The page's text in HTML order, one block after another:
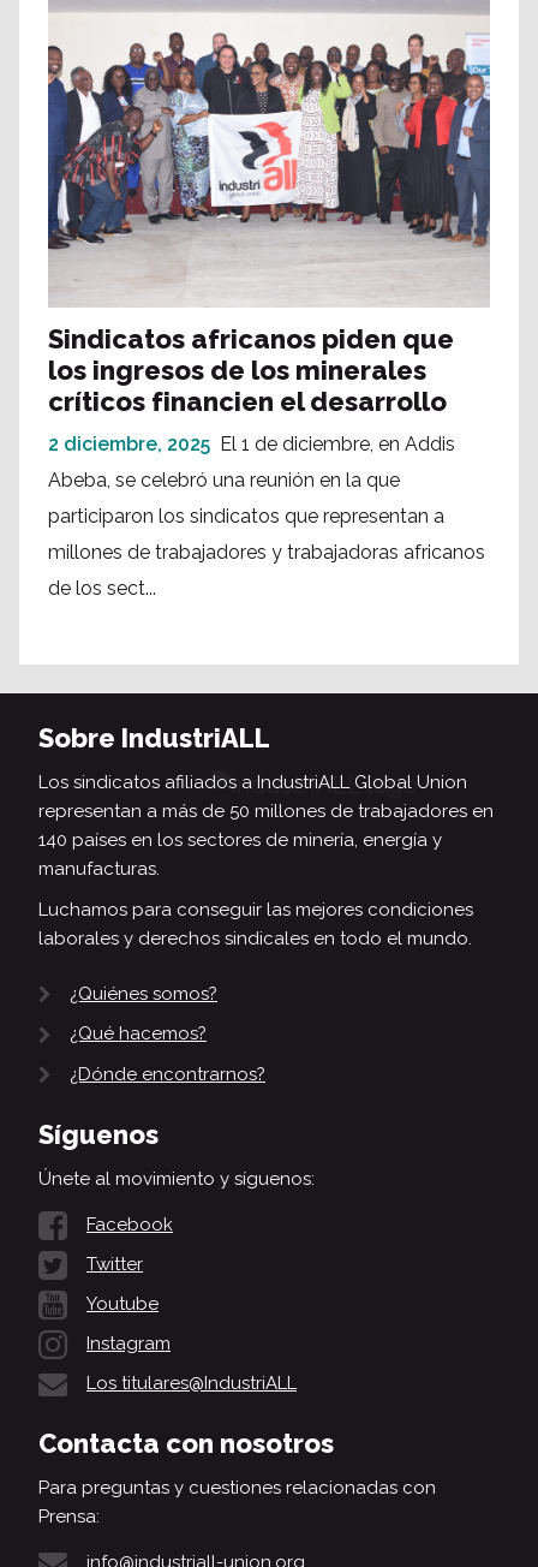
Sindicatos africanos piden que
los ingresos de los minerales
críticos financien el desarrollo
2 diciembre, 2025 El 1 de diciembre, en Addis
Abeba, se celebró una reunión en la que
participaron los sindicatos que representan a
millones de trabajadores y trabajadoras africanos
de los sect...
Sobre IndustriALL
Los sindicatos afiliados a IndustriALL Global Union
representan a más de 50 millones de trabajadores en
140 países en los sectores de minería, energía y
manufacturas.
Luchamos para conseguir las mejores condiciones
laborales y derechos sindicales en todo el mundo.
¿Quiénes somos?
¿Qué hacemos?
¿Dónde encontrarnos?
Síguenos
Únete al movimiento y síguenos:
Facebook
Twitter
Youtube
Instagram
Los titulares@IndustriALL
Contacta con nosotros
Para preguntas y cuestiones relacionadas con
Prensa:
info@industriall-union.org